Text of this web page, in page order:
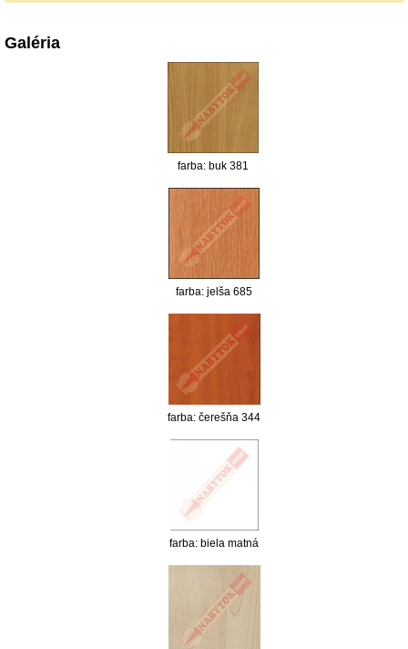
Galéria
farba: buk 381
farba: jelša 685
farba: čerešňa 344
farba: biela matná